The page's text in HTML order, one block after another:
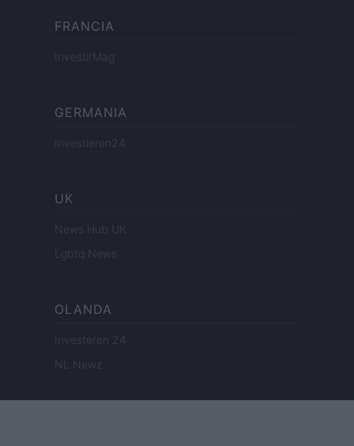
FRANCIA
InvestirMag
GERMANIA
Investieren24
UK
News Hub UK
Lgbtq News
OLANDA
Investeren 24
NL Newz